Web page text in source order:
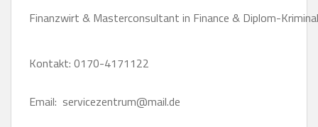
Finanzwirt & Masterconsultant in Finance & Diplom-
Kontakt: 0170-4171122
Email:  servicezentrum@mail.de